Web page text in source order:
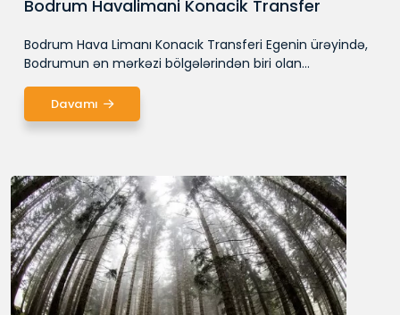
Bodrum Havalimani Konacik Transfer
Bodrum Hava Limanı Konacık Transferi Egenin ürəyində,
Bodrumun ən mərkəzi bölgələrindən biri olan...
Davamı